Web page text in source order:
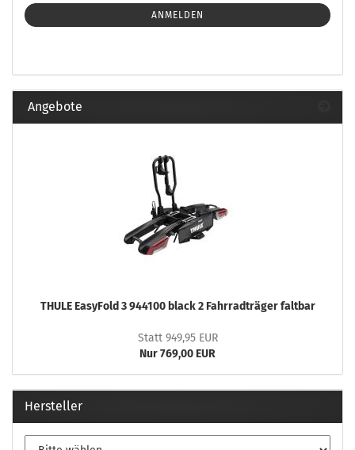
ANMELDEN
Angebote
THULE EasyFold 3 944100 black 2 Fahrradträger faltbar
Statt 949,95 EUR
Nur 769,00 EUR
Hersteller